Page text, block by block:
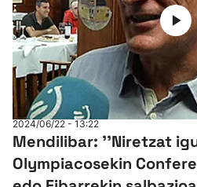
2024/06/22 - 13:22
Mendilibar: ''Niretzat
Olympiacosekin